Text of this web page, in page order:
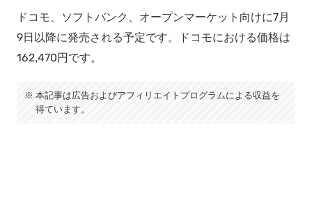
ドコモ、ソフトバンク、オープンマーケット向けに7月
9日以降に発売される予定です。ドコモにおける価格は
162,470円です。
本記事は広告およびアフィリエイトプログラムによる収益を
得ています。